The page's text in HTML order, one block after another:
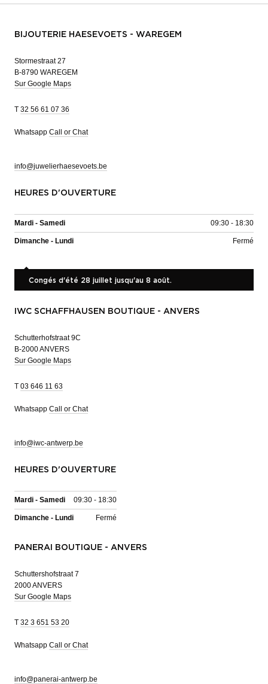
BIJOUTERIE HAESEVOETS - WAREGEM
Stormestraat 27
B-8790 WAREGEM
Sur Google Maps
T 32 56 61 07 36
Whatsapp Call or Chat
info@juwelierhaesevoets.be
HEURES D'OUVERTURE
Mardi - Samedi 09:30 - 18:30
Dimanche - Lundi Fermé
Congés d'été 28 juillet jusqu'au 8 août.
IWC SCHAFFHAUSEN BOUTIQUE - ANVERS
Schutterhofstraat 9C
B-2000 ANVERS
Sur Google Maps
T 03 646 11 63
Whatsapp Call or Chat
info@iwc-antwerp.be
HEURES D'OUVERTURE
Mardi - Samedi 09:30 - 18:30
Dimanche - Lundi Fermé
PANERAI BOUTIQUE - ANVERS
Schuttershofstraat 7
2000 ANVERS
Sur Google Maps
T 32 3 651 53 20
Whatsapp Call or Chat
info@panerai-antwerp.be